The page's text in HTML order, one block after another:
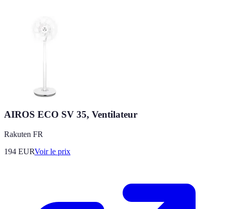
AIROS ECO SV 35, Ventilateur
Rakuten FR
194 EURVoir le prix